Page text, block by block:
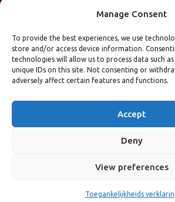
Manage Consent
To provide the best experiences, we use
store and/or access device information.
technologies will allow us to process data such
unique IDs on this site. Not consenting or
adversely affect certain features and functions.
Accept
Deny
View preferences
Toegankelijkheids
Bereikbaar op maandag, dinsdag,
06 42426867
mailinfo@leukvooreenfeest.nl
Algemene
2026 Leuk voor een
NL37 INGB 0007 4379
Kvk-nummer 66898382